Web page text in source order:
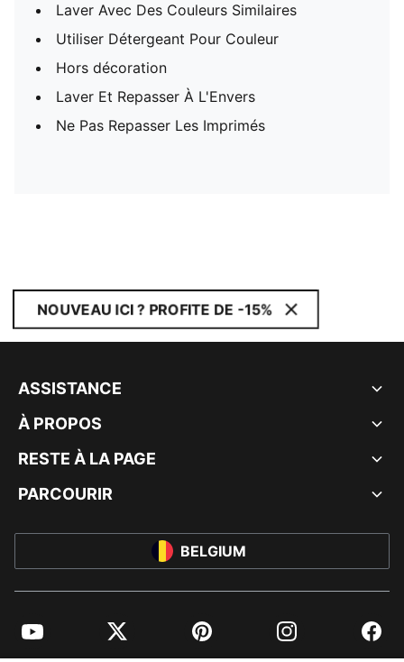
Laver Avec Des Couleurs Similaires
Utiliser Détergeant Pour Couleur
Hors décoration
Laver Et Repasser À L'Envers
Ne Pas Repasser Les Imprimés
NOUVEAU ICI ? PROFITE DE -15%
ASSISTANCE
À PROPOS
RESTE À LA PAGE
PARCOURIR
BELGIUM
YouTube Twitter Pinterest Instagram